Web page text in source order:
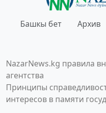
Башкы бет Архив
NazarNews.kg правила
агентства
Принципы
интересов в памяти